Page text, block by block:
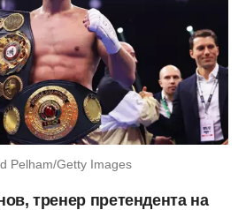
Pelham/Getty Images
тренер претендента на